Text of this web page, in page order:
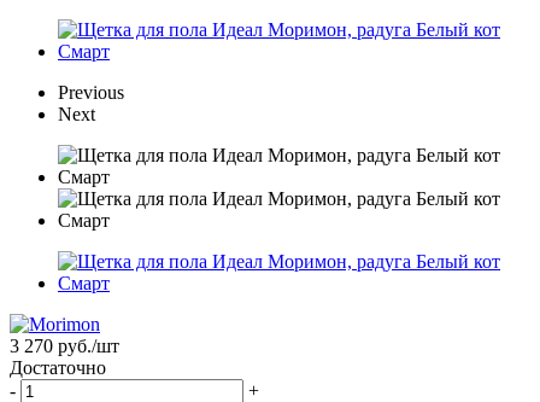
Previous
Next
3 270 руб./шт
Достаточно
-
+